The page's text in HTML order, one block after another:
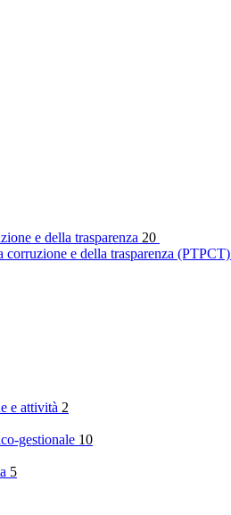
e della trasparenza 20
e della trasparenza (PTPCT)
e attività 2
gestionale 10
5